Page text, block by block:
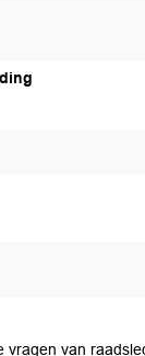
vragen van